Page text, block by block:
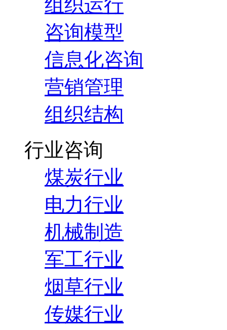
组织运行
咨询模型
信息化咨询
营销管理
组织结构
行业咨询
煤炭行业
电力行业
机械制造
军工行业
烟草行业
传媒行业